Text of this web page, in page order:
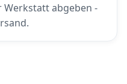
abgeben -